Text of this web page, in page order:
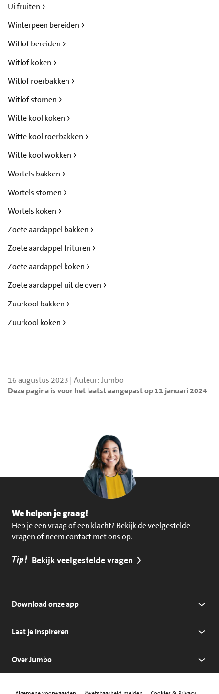
Ui fruiten
Winterpeen bereiden
Witlof bereiden
Witlof koken
Witlof roerbakken
Witlof stomen
Witte kool koken
Witte kool roerbakken
Witte kool wokken
Wortels bakken
Wortels stomen
Wortels koken
Zoete aardappel bakken
Zoete aardappel frituren
Zoete aardappel koken
Zoete aardappel uit de oven
Zuurkool bakken
Zuurkool koken
16 augustus 2023 | Auteur: Jumbo
Deze pagina is voor het laatst aangepast op 11 januari 2024
We helpen je graag!
Heb je een vraag of een klacht? Bekijk de veelgestelde
vragen of neem contact met ons op.
Tip! Bekijk veelgestelde vragen
Download onze app
Laat je inspireren
Over Jumbo